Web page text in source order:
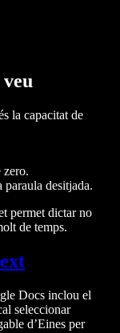
la capacitat de
zero.
desitjada.
permet dictar no
de temps.
Docs inclou el
seleccionar
d’Eines per